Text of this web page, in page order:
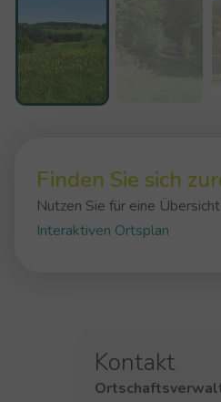
Finden Sie sich
Nutzen Sie für eine
Interaktiven Ortsplan
Kontakt